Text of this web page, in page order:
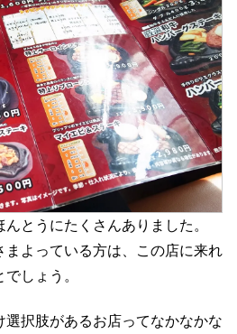
とうにたくさんありました。
まよっている方は、この店に来れ
しょう。
選択肢があるお店ってなかなかな